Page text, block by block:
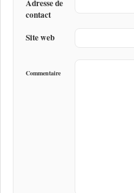
Adresse de
contact
Site web
Commentaire